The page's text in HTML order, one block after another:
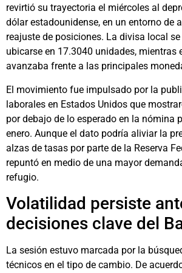
revirtió su trayectoria el miércoles al
dólar estadounidense, en un entorno de
reajuste de posiciones. La divisa local
ubicarse en 17.3040 unidades, mientras
avanzaba frente a las principales
El movimiento fue impulsado por la
laborales en Estados Unidos que
por debajo de lo esperado en la nómina
enero. Aunque el dato podría aliviar la
alzas de tasas por parte de la Reserva
repuntó en medio de una mayor
refugio.
Volatilidad persiste
decisiones clave del
La sesión estuvo marcada por la
técnicos en el tipo de cambio. De